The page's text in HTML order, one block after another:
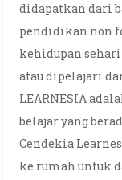
didapatkan dari
pendidikan non
kehidupan
atau dipelajari
LEARNESIA
belajar yang
Cendekia
ke rumah untuk